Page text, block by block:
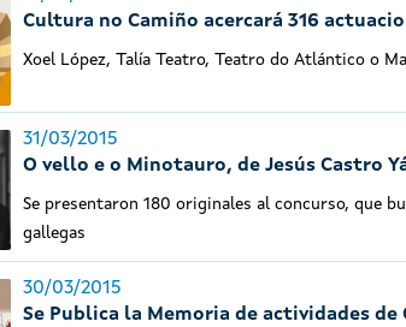
Cultura no Camiño acercará 316
Xoel López, Talía Teatro, Teatro do Atlántico o
31/03/2015
O vello e o Minotauro, de Jesús Castro
Se presentaron 180 originales al concurso, que
gallegas
30/03/2015
Se Publica la Memoria de actividades de